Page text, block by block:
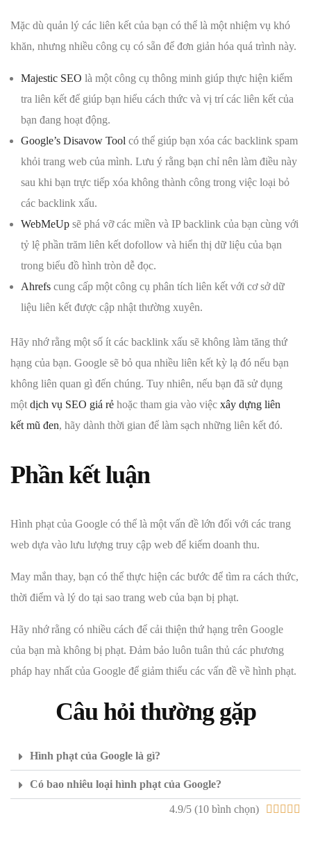
Mặc dù quản lý các liên kết của bạn có thể là một nhiệm vụ khó
khăn, nhưng nhiều công cụ có sẵn để đơn giản hóa quá trình này.
Majestic SEO là một công cụ thông minh giúp thực hiện kiểm
tra liên kết để giúp bạn hiểu cách thức và vị trí các liên kết của
bạn đang hoạt động.
Google’s Disavow Tool có thể giúp bạn xóa các backlink spam
khỏi trang web của mình. Lưu ý rằng bạn chỉ nên làm điều này
sau khi bạn trực tiếp xóa không thành công trong việc loại bỏ
các backlink xấu.
WebMeUp sẽ phá vỡ các miền và IP backlink của bạn cùng với
tỷ lệ phần trăm liên kết dofollow và hiển thị dữ liệu của bạn
trong biểu đồ hình tròn dễ đọc.
Ahrefs cung cấp một công cụ phân tích liên kết với cơ sở dữ
liệu liên kết được cập nhật thường xuyên.
Hãy nhớ rằng một số ít các backlink xấu sẽ không làm tăng thứ
hạng của bạn. Google sẽ bỏ qua nhiều liên kết kỳ lạ đó nếu bạn
không liên quan gì đến chúng. Tuy nhiên, nếu bạn đã sử dụng
một dịch vụ SEO giá rẻ hoặc tham gia vào việc xây dựng liên
kết mũ đen, hãy dành thời gian để làm sạch những liên kết đó.
Phần kết luận
Hình phạt của Google có thể là một vấn đề lớn đối với các trang
web dựa vào lưu lượng truy cập web để kiếm doanh thu.
May mắn thay, bạn có thể thực hiện các bước để tìm ra cách thức,
thời điểm và lý do tại sao trang web của bạn bị phạt.
Hãy nhớ rằng có nhiều cách để cải thiện thứ hạng trên Google
của bạn mà không bị phạt. Đảm bảo luôn tuân thủ các phương
pháp hay nhất của Google để giảm thiểu các vấn đề về hình phạt.
Câu hỏi thường gặp
Hình phạt của Google là gì?
Có bao nhiêu loại hình phạt của Google?
4.9/5 (10 bình chọn)     